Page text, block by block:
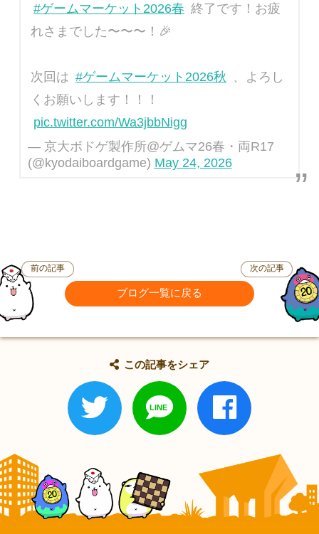
#ゲームマーケット2026春 終了です！お疲
れさまでした〜〜〜！🎉
次回は #ゲームマーケット2026秋 、よろし
くお願いします！！！
pic.twitter.com/Wa3jbbNigg
— 京大ボドゲ製作所@ゲムマ26春・両R17
(@kyodaiboardgame) May 24, 2026
前の記事
ブログ一覧に戻る
次の記事
この記事をシェア